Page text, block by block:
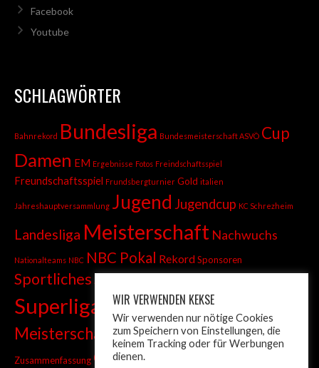
Facebook
Youtube
SCHLAGWÖRTER
Bahnrekord Bundesliga Bundesmeisterschaft ASVÖ Cup
Damen EM Ergebnisse Fotos Freindschaftsspiel
Freundschaftsspiel Frundsbergturnier Gold italien
Jahreshauptversammlung Jugend Jugendcup KC Schrezheim
Landesliga Meisterschaft Nachwuchs
Nationalteams NBC NBC Pokal RekordSponsoren
SportlichesSprint
Superliga TandemTiroler Liga
Meisterschaft Trainer Turnier Weltcup wm
Zusammenfassung ÖM Österreich
WIR VERWENDEN KEKSE
Wir verwenden nur nötige Cookies
zum Speichern von Einstellungen, die
keinem Tracking oder für Werbungen
dienen.